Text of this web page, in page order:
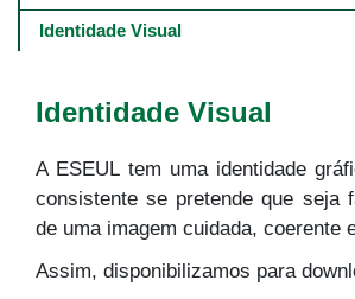
Identidade Visual
A ESEUL tem uma identidade
consistente se pretende que seja
de uma imagem cuidada, coerente
Assim, disponibilizamos para
níveis
Identidade Visual